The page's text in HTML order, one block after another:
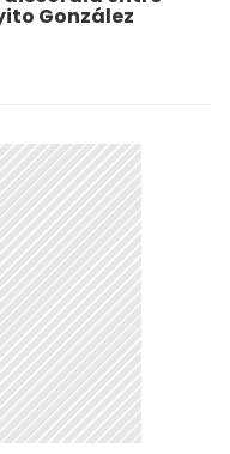
González